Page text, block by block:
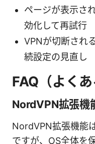
ページが表示さ
効化して再試行
VPNが切断され
続設定の見直し
FAQ（よくあ
NordVPN拡張機
NordVPN拡張機能
ですが、OS全体を